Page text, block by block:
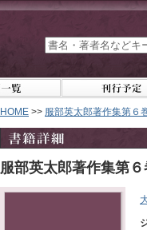
HOME >> 服部英太郎著作集第
服部英太郎著作集第